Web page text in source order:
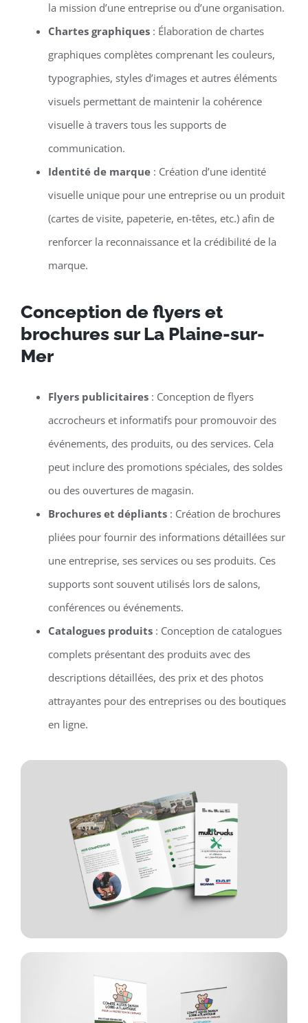
la mission d’une entreprise ou d’une organisation.
Chartes graphiques: Élaboration de chartes
graphiques complètes comprenant les couleurs,
typographies, styles d’images et autres éléments
visuels permettant de maintenir la cohérence
visuelle à travers tous les supports de
communication.
Identité de marque: Création d’une identité
visuelle unique pour une entreprise ou un produit
(cartes de visite, papeterie, en-têtes, etc.) afin de
renforcer la reconnaissance et la crédibilité de la
marque.
Conception de flyers et
brochures sur La Plaine-sur-
Mer
Flyers publicitaires: Conception de flyers
accrocheurs et informatifs pour promouvoir des
événements, des produits, ou des services. Cela
peut inclure des promotions spéciales, des soldes
ou des ouvertures de magasin.
Brochures et dépliants: Création de brochures
pliées pour fournir des informations détaillées sur
une entreprise, ses services ou ses produits. Ces
supports sont souvent utilisés lors de salons,
conférences ou événements.
Catalogues produits: Conception de catalogues
complets présentant des produits avec des
descriptions détaillées, des prix et des photos
attrayantes pour des entreprises ou des boutiques
en ligne.